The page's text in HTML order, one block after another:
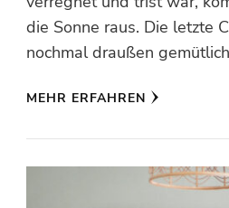
die Sonne raus. Die letzte
nochmal draußen
MEHR ERFAHREN